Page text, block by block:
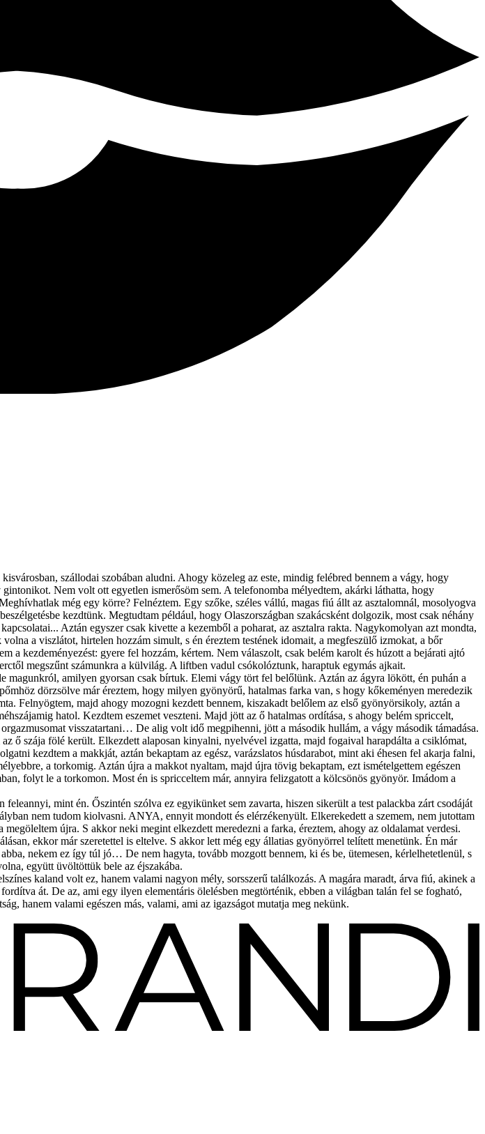
szállodai szobában aludni. Ahogy közeleg az este, mindig felébred bennem a vágy, hogy
Nem volt ott egyetlen ismerősöm sem. A telefonomba mélyedtem, akárki láthatta, hogy
még egy körre? Felnéztem. Egy szőke, széles vállú, magas fiú állt az asztalomnál, mosolyogva
kezdtünk. Megtudtam például, hogy Olaszországban szakácsként dolgozik, most csak néhány
Aztán egyszer csak kivette a kezemből a poharat, az asztalra rakta. Nagykomolyan azt mondta,
a viszlátot, hirtelen hozzám simult, s én éreztem testének idomait, a megfeszülő izmokat, a bőr
kezdeményezést: gyere fel hozzám, kértem. Nem válaszolt, csak belém karolt és húzott a bejárati ajtó
megszűnt számunkra a külvilág. A liftben vadul csókolóztunk, haraptuk egymás ajkait.
amilyen gyorsan csak bírtuk. Elemi vágy tört fel belőlünk. Aztán az ágyra lökött, én puhán a
dörzsölve már éreztem, hogy milyen gyönyörű, hatalmas farka van, s hogy kőkeményen meredezik
Felnyögtem, majd ahogy mozogni kezdett bennem, kiszakadt belőlem az első gyönyörsikoly, aztán a
hatol. Kezdtem eszemet veszteni. Majd jött az ő hatalmas ordítása, s ahogy belém spriccelt,
visszatartani… De alig volt idő megpihenni, jött a második hullám, a vágy második támadása.
ő szája fölé került. Elkezdett alaposan kinyalni, nyelvével izgatta, majd fogaival harapdálta a csiklómat,
kezdtem a makkját, aztán bekaptam az egész, varázslatos húsdarabot, mint aki éhesen fel akarja falni,
a torkomig. Aztán újra a makkot nyaltam, majd újra tövig bekaptam, ezt ismételgettem egészen
folyt le a torkomon. Most én is spricceltem már, annyira felizgatott a kölcsönös gyönyör. Imádom a
mint én. Őszintén szólva ez egyikünket sem zavarta, hiszen sikerült a test palackba zárt csodáját
nem tudom kiolvasni. ANYA, ennyit mondott és elérzékenyült. Elkerekedett a szemem, nem jutottam
újra. S akkor neki megint elkezdett meredezni a farka, éreztem, ahogy az oldalamat verdesi.
ekkor már szeretettel is eltelve. S akkor lett még egy állatias gyönyörrel telített menetünk. Én már
nekem ez így túl jó… De nem hagyta, tovább mozgott bennem, ki és be, ütemesen, kérlelhetetlenül, s
együtt üvöltöttük bele az éjszakába.
kaland volt ez, hanem valami nagyon mély, sorsszerű találkozás. A magára maradt, árva fiú, akinek a
át. De az, ami egy ilyen elementáris ölelésben megtörténik, ebben a világban talán fel se fogható,
hanem valami egészen más, valami, ami az igazságot mutatja meg nekünk.